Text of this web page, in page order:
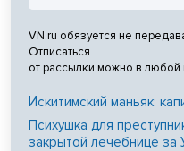
VN.ru обязуется не
Отписаться
от рассылки можно в любой
Искитимский маньяк:
Психушка для
закрытой лечебнице за